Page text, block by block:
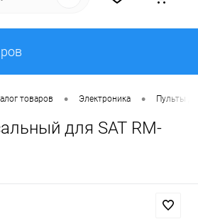
товаров • Электроника • Пульты
для SAT RM-